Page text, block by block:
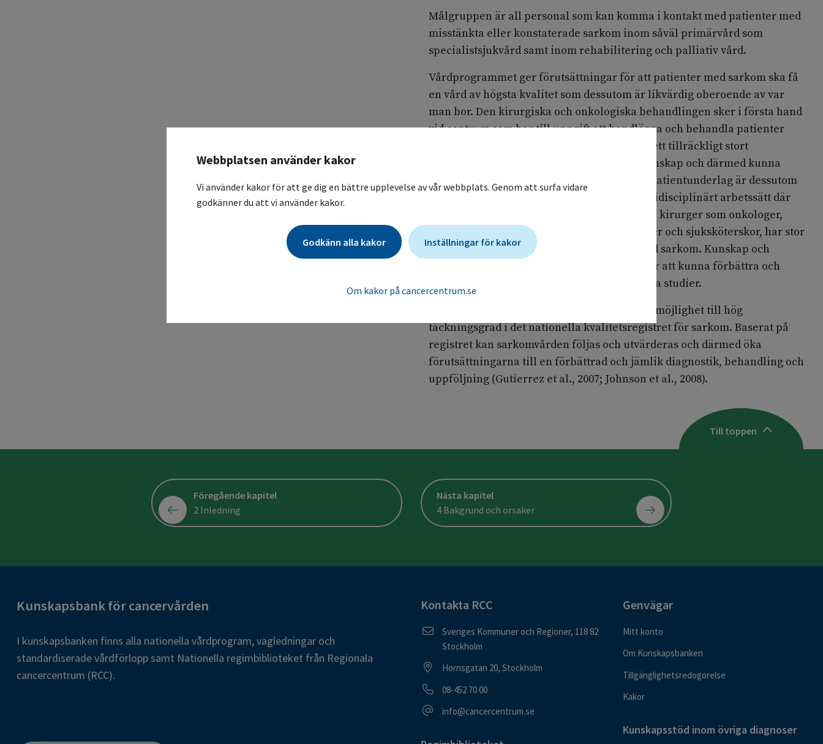
Målgruppen är all personal som kan komma i kontakt med patienter med
misstänkta eller konstaterade sarkom inom såväl primärvård som
specialistsjukvård samt inom rehabilitering och palliativ vård.
Vårdprogrammet ger förutsättningar för att patienter med sarkom ska få
en vård av högsta kvalitet som dessutom är likvärdig oberoende av var
man bor. Den kirurgiska och onkologiska behandlingen sker i första hand
vid centrum som har till uppgift att handlägga och behandla patienter
med sarkom. På så vis kan dessa centrum få ett tillräckligt stort
patientunderlag för att få erfarenhet och kunskap och därmed kunna
bedriva vård av högsta klass. Ett tillräckligt patientunderlag är dessutom
en förutsättning för att upprätthålla ett multidisciplinärt arbetssätt där
alla inblandade parter i sarkomvården, såväl kirurger som onkologer,
radiologer, patologer/cytologer, koordinatorer och sjuksköterskor, har stor
erfarenhet av och kunskap om patienter med sarkom. Kunskap och
patientunderlag är också en förutsättning för att kunna förbättra och
utveckla vården, och för att kunna genomföra studier.
Den centraliserade vården ger även en ökad möjlighet till hög
täckningsgrad i det nationella kvalitetsregistret för sarkom. Baserat på
registret kan sarkomvården följas och utvärderas och därmed öka
förutsättningarna till en förbättrad och jämlik diagnostik, behandling och
uppföljning (Gutierrez et al., 2007; Johnson et al., 2008).
Till toppen
Föregående kapitel
2 Inledning
Nästa kapitel
4 Bakgrund och orsaker
Webbplatsen använder kakor
Vi använder kakor för att ge dig en bättre upplevelse av vår webbplats. Genom att surfa vidare
godkänner du att vi använder kakor.
Godkänn alla kakor Inställningar för kakor
Om kakor på cancercentrum.se
Kunskapsbank för cancervården
I kunskapsbanken finns alla nationella vårdprogram, vägledningar och
standardiserade vårdförlopp samt Nationella regimbiblioteket från Regionala
cancercentrum (RCC).
Kontakta RCC
Postadress
Sveriges Kommuner och Regioner, 118 82
Stockholm
Besöksadress
Hornsgatan 20, Stockholm
Telefonnummer
08-452 70 00
E-postadress
info@cancercentrum.se
Genvägar
Mitt konto
Om Kunskapsbanken
Tillgänglighetsredogörelse
Kakor
Kunskapsstöd inom övriga diagnoser